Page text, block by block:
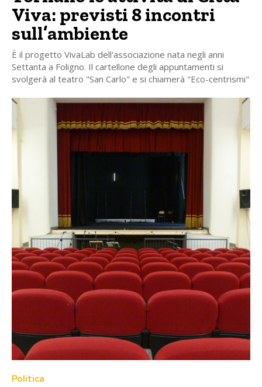
Viva: previsti 8 incontri
sull’ambiente
È il progetto VivaLab dell'associazione nata negli anni
Settanta a Foligno. Il cartellone degli appuntamenti si
svolgerà al teatro "San Carlo" e si chiamerà "Eco-centrismi"
Politica